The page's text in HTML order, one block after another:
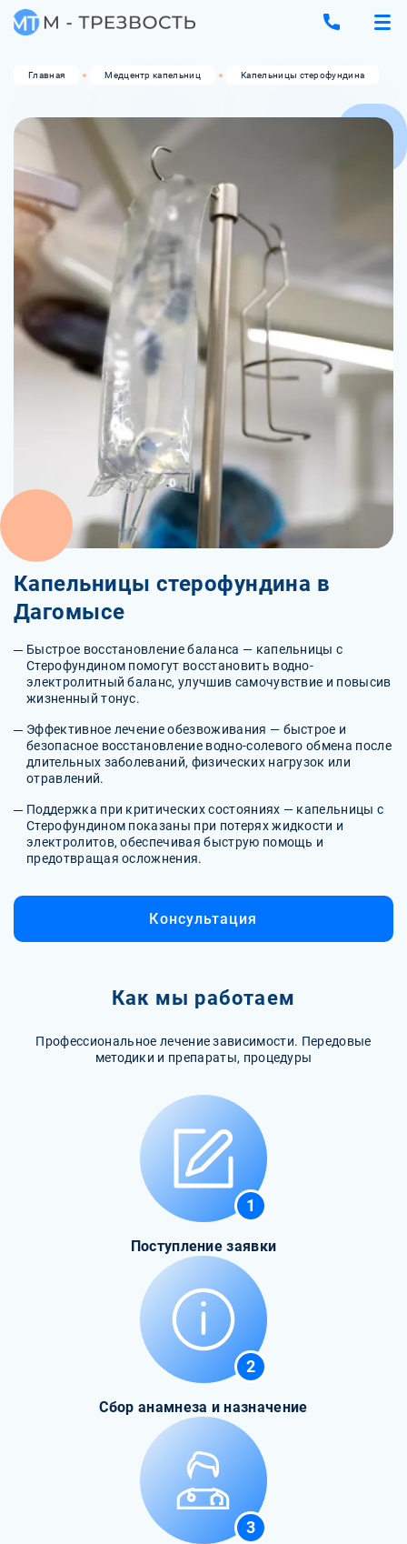
Главная Медцентр капельниц Капельницы стерофундина
Капельницы стерофундина в
Дагомысе
Быстрое восстановление баланса — капельницы с
Стерофундином помогут восстановить водно-
электролитный баланс, улучшив самочувствие и повысив
жизненный тонус.
Эффективное лечение обезвоживания — быстрое и
безопасное восстановление водно-солевого обмена после
длительных заболеваний, физических нагрузок или
отравлений.
Поддержка при критических состояниях — капельницы с
Стерофундином показаны при потерях жидкости и
электролитов, обеспечивая быструю помощь и
предотвращая осложнения.
Консультация
Как мы работаем
Профессиональное лечение зависимости. Передовые
методики и препараты, процедуры
1
Поступление заявки
2
Сбор анамнеза и назначение
3